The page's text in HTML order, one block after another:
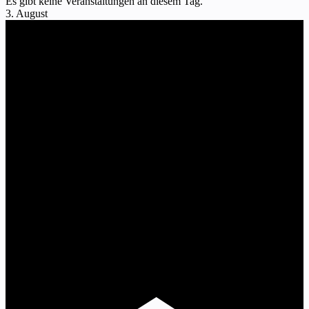
3. August